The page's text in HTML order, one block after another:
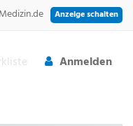
Anzeige schalten
Anmelden